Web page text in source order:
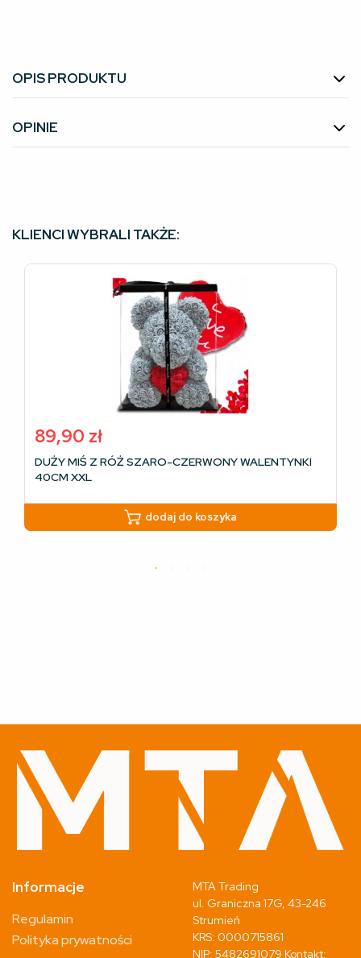
OPIS PRODUKTU
OPINIE
KLIENCI WYBRALI TAKŻE:
89,90 zł
DUŻY MIŚ Z RÓŻ SZARO-CZERWONY WALENTYNKI
40CM XXL
dodaj do koszyka
Informacje
Regulamin
Polityka prywatności
MTA Trading
ul. Graniczna 17G, 43-246
Strumień
KRS: 0000715861
NIP: 5482691079 Kontakt: